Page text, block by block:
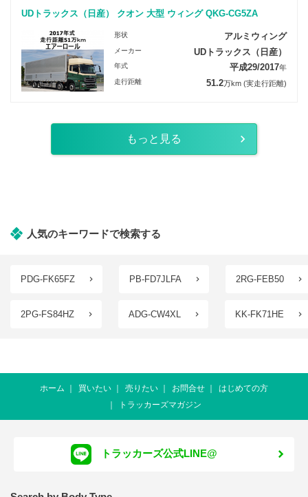
UDトラックス（日産） クオン 大型 ウィング QKG-CG5ZA
形状 アルミウィング
メーカー UDトラックス（日産）
年式 平成29/2017年
走行距離 51.2万km (実走行距離)
もっと見る
人気のキーワードで検索する
PDG-FK65FZ PB-FD7JLFA 2RG-FEB50
2PG-FS84HZ ADG-CW4XL KK-FK71HE
ホーム 買いたい 売りたい お問合せ
はじめての方
トラッカーズマガジン
トラッカーズ公式LINE@